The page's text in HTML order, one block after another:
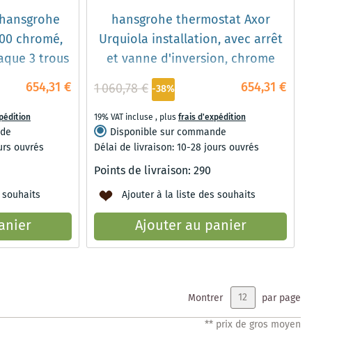
chromé,
3 trous
654,31 €
ouvrés
hansgrohe thermostat Axor
Urquiola installation, avec arrêt
et vanne d'inversion, chrome
654,31 €
1 060,78 € -38%
19% VAT incluse , plusfrais d'expédition
Disponible sur commande
Délai de livraison: 10-28 jours ouvrés
Points de livraison: 290
Ajouter à la liste des souhaits
Ajouter au panier
Montrer
par page
** prix de gros moyen